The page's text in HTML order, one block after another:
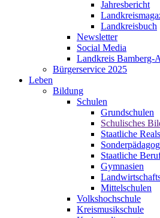
Jahresbericht
Landkreisbuch
Newsletter
Social Media
Landkreis Bamberg-
Bürgerservice 2025
Leben
Bildung
Schulen
Grundschulen
Schulisches
Staatliche
Staatliche
Gymnasien
Mittelschulen
Volkshochschule
Kreismusikschule